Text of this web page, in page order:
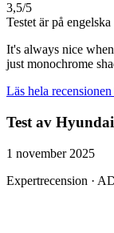
3,5/5
Testet är på engelska
It's always nice
just monochrome
Läs hela recensionen
Test av
1 november 2025
Expertrecension ·